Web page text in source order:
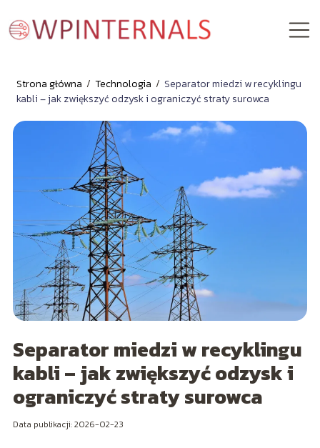
Strona główna / Technologia / Separator miedzi w recyklingu
kabli – jak zwiększyć odzysk i ograniczyć straty surowca
Separator miedzi w recyklingu
kabli – jak zwiększyć odzysk i
ograniczyć straty surowca
Data publikacji: 2026-02-23